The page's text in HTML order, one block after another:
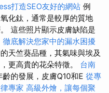
打造SEO友好的網站 例
化鈦，通常是較厚的質地
這些照片顯示皮膚缺陷是
徹底解決您家中的漏水困擾
天竺葵品種，其氣味與埃及
更高貴的花朵特徵。 台南
齡的發展，皮膚Q10和E 從專
專家 高級外燴，讓每個聚